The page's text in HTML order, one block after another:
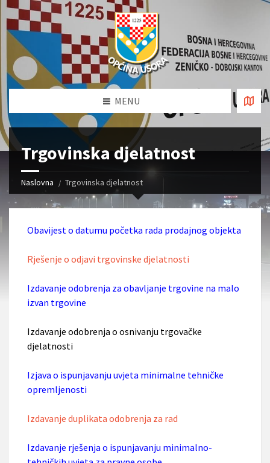
MENU
Trgovinska djelatnost
Naslovna Trgovinska djelatnost
Obavijest o datumu početka rada prodajnog objekta
Rješenje o odjavi trgovinske djelatnosti
Izdavanje odobrenja za obavljanje trgovine na malo
izvan trgovine
Izdavanje odobrenja o osnivanju trgovačke
djelatnosti
Izjava o ispunjavanju uvjeta minimalne tehničke
opremljenosti
Izdavanje duplikata odobrenja za rad
Izdavanje rješenja o ispunjavanju minimalno-